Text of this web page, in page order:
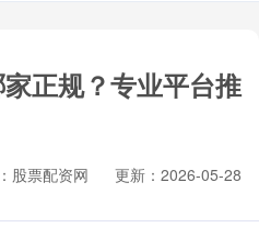
正规？专业平台推
股票配资网
更新：2026-05-28